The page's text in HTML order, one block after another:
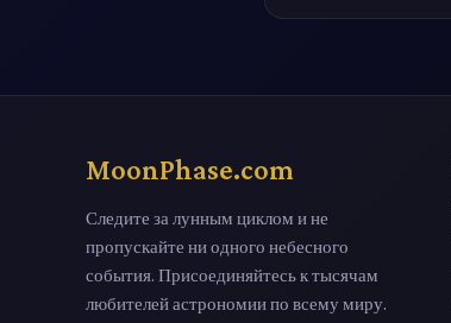
MoonPhase.com
Следите за лунным циклом и не
пропускайте ни одного небесного
события. Присоединяйтесь к тысячам
любителей астрономии по всему миру.